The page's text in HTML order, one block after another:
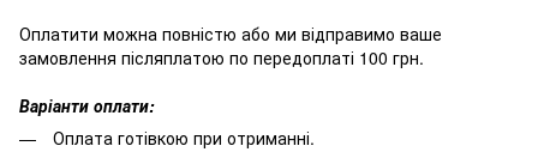
Оплатити можна повністю або ми відправимо ваше
замовлення післяплатою по передоплаті 100 грн.
Варіанти оплати:
Оплата готівкою при отриманні.